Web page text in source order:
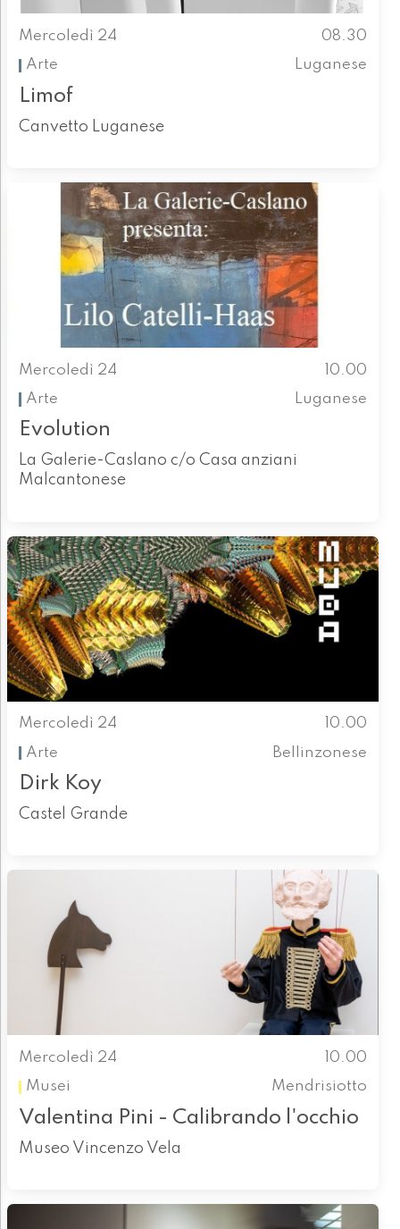
Mercoledì 24
08.30
Arte
Luganese
Limof
Canvetto Luganese
Mercoledì 24
10.00
Arte
Luganese
Evolution
La Galerie-Caslano c/o Casa anziani
Malcantonese
Mercoledì 24
10.00
Arte
Bellinzonese
Dirk Koy
Castel Grande
Mercoledì 24
10.00
Musei
Mendrisiotto
Valentina Pini - Calibrando l'occhio
Museo Vincenzo Vela